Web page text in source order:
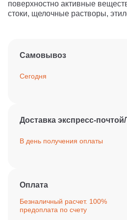
поверхностно активные
стоки, щелочные растворы,
Самовывоз
Сегодня
Доставка экспресс-
В день получения оплаты
Оплата
Безналичный расчет. 100%
предоплата по счету